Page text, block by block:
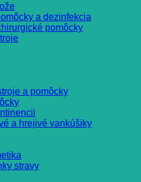
a dezinfekcia
pomôcky
a pomôcky
a hrejivé vankúšiky
stravy